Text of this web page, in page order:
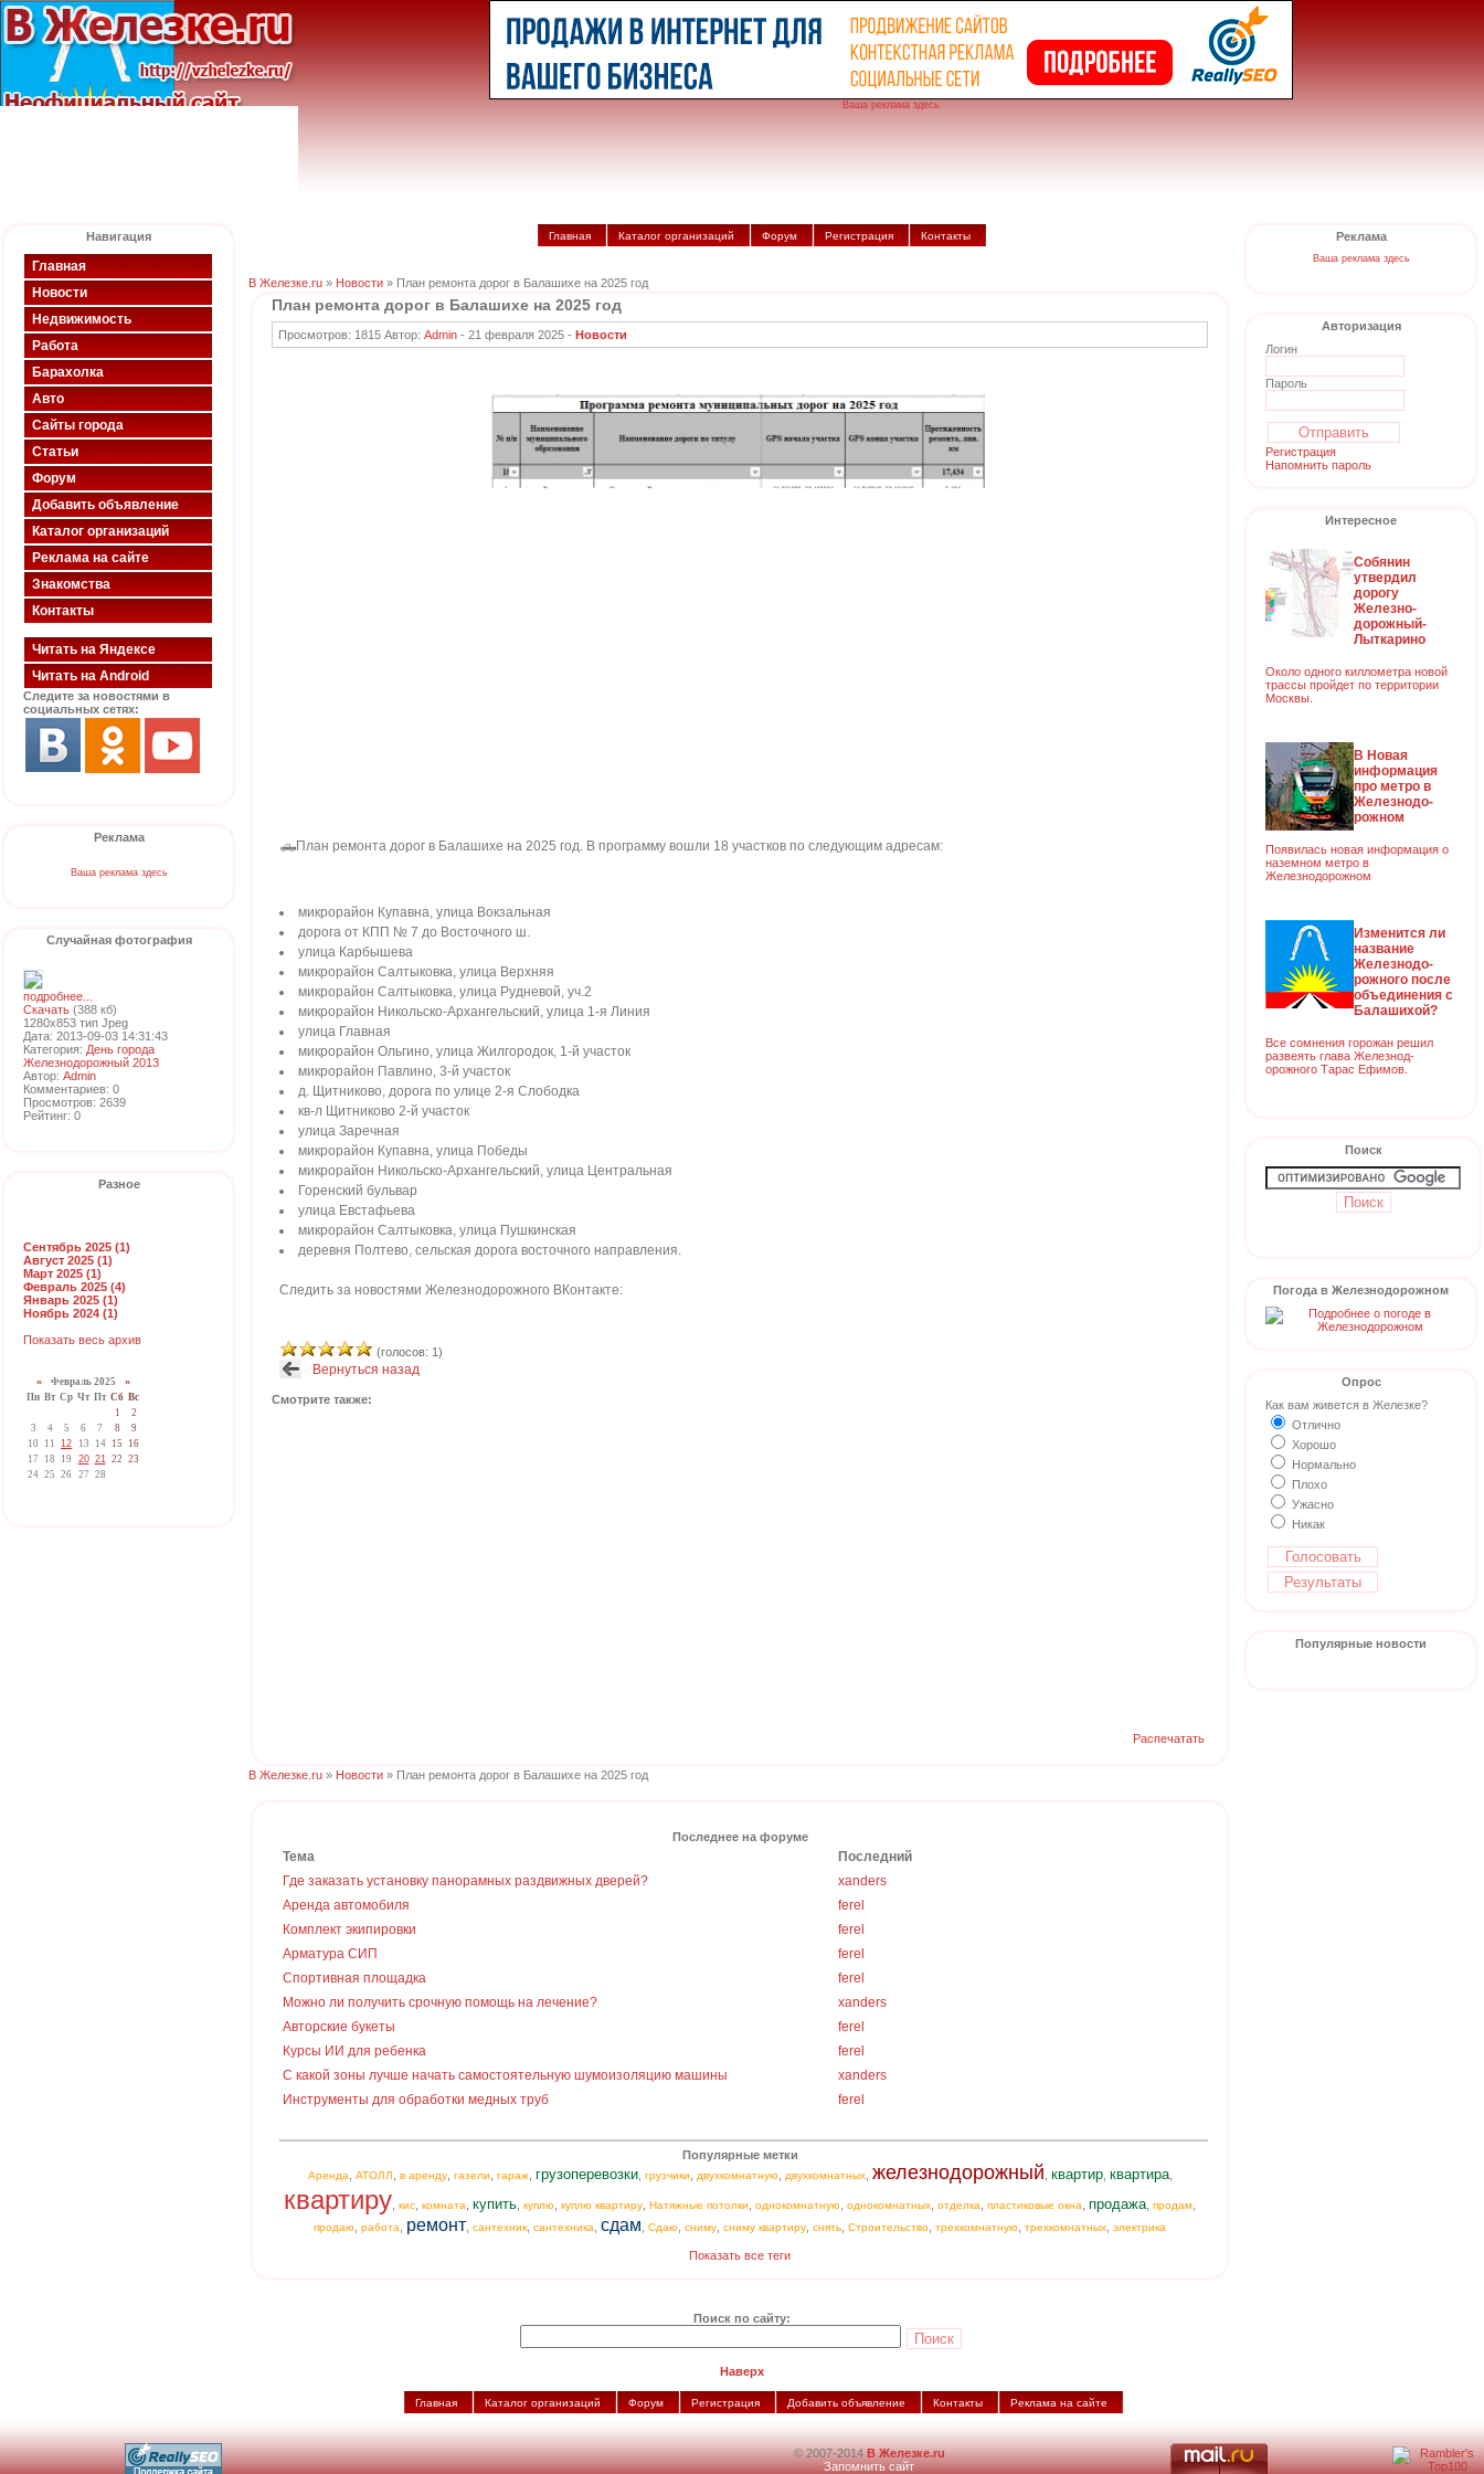
Ваша реклама здесь
Навигация
Главная
Новости
Недвижимость
Работа
Барахолка
Авто
Сайты города
Статьи
Форум
Добавить объявление
Каталог организаций
Реклама на сайте
Знакомства
Контакты
Читать на Яндексе
Читать на Android
Следите за новостями в
социальных сетях:
Реклама
Ваша реклама здесь
Случайная фотография
подробнее...
Скачать (388 кб)
1280x853 тип Jpeg
Дата: 2013-09-03 14:31:43
Категория: День города
Железнодорожный 2013
Автор: Admin
Комментариев: 0
Просмотров: 2639
Рейтинг: 0
Разное
Сентябрь 2025 (1)
Август 2025 (1)
Март 2025 (1)
Февраль 2025 (4)
Январь 2025 (1)
Ноябрь 2024 (1)
Показать весь архив
«Февраль 2025 »
Пн Вт Ср Чт Пт Сб Вс
1
2
3
4 5 6 7 8
9
10
11 12 13 14 15
16
17
18 19 20 21 22 23
24 25 26 27 28
Главная Каталог организаций Форум Регистрация Контакты
В Железке.ru » Новости » План ремонта дорог в Балашихе на 2025 год
План ремонта дорог в Балашихе на 2025 год
Просмотров: 1815 Автор: Admin - 21 февраля 2025 - Новости
🛻План ремонта дорог в Балашихе на 2025 год. В программу вошли 18 участков по следующим адресам:
микрорайон Купавна, улица Вокзальная
дорога от КПП № 7 до Восточного ш.
улица Карбышева
микрорайон Салтыковка, улица Верхняя
микрорайон Салтыковка, улица Рудневой, уч.2
микрорайон Никольско-Архангельский, улица 1-я Линия
улица Главная
микрорайон Ольгино, улица Жилгородок, 1-й участок
микрорайон Павлино, 3-й участок
д. Щитниково, дорога по улице 2-я Слободка
кв-л Щитниково 2-й участок
улица Заречная
микрорайон Купавна, улица Победы
микрорайон Никольско-Архангельский, улица Центральная
Горенский бульвар
улица Евстафьева
микрорайон Салтыковка, улица Пушкинская
деревня Полтево, сельская дорога восточного направления.
Следить за новостями Железнодорожного ВКонтакте:
(голосов: 1)
Вернуться назад
Смотрите также:
Распечатать
В Железке.ru » Новости » План ремонта дорог в Балашихе на 2025 год
Последнее на форуме
Тема
Последний
Где заказать установку панорамных раздвижных дверей?
xanders
Аренда автомобиля
ferel
Комплект экипировки
ferel
Арматура СИП
ferel
Спортивная площадка
ferel
Можно ли получить срочную помощь на лечение?
xanders
Авторские букеты
ferel
Курсы ИИ для ребенка
ferel
С какой зоны лучше начать самостоятельную шумоизоляцию машины
xanders
Инструменты для обработки медных труб
ferel
Популярные метки
Аренда АТОЛЛ в аренду, газели гараж, грузоперевозки, грузчики двухкомнатную двухкомнатных, железнодорожный квартир, квартира,
квартиру кис комната купить куплю куплю квартиру Натяжные потолки однокомнатную однокомнатных отделка пластиковые окна продажа продам
продаю работа ремонт сантехник сантехника сдам Сдаю сниму сниму квартиру снять Строительство трехкомнатную трехкомнатных электрика
Показать все теги
Реклама
Ваша реклама здесь
Авторизация
Логин
Пароль
Регистрация
Напомнить пароль
Интересное
Собянин
утвердил
дорогу
Железно-
дорожный-
Лыткарино
Около одного киллометра новой
трассы пройдет по территории
Москвы.
В Новая
информация
про метро в
Железнодо-
рожном
Появилась новая информация о
наземном метро в
Железнодорожном
Изменится ли
название
Железнодо-
рожного после
объединения с
Балашихой?
Все сомнения горожан решил
развеять глава Железнод-
орожного Тарас Ефимов.
Поиск
Погода в Железнодорожном
Опрос
Как вам живется в Железке?
Отлично
Хорошо
Нормально
Плохо
Ужасно
Никак
Популярные новости
Поиск по сайту:
Наверх
Главная Каталог организаций Форум Регистрация Добавить объявление Контакты Реклама на сайте
© 2007-2014В Железке.ru
Запомнить сайт